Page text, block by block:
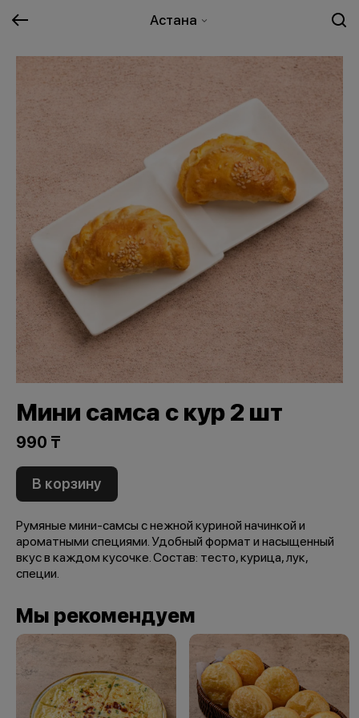
Астана
Мини самса с кур 2 шт
990 ₸
В корзину
Румяные мини-самсы с нежной куриной начинкой и
ароматными специями. Удобный формат и насыщенный
вкус в каждом кусочке. Состав: тесто, курица, лук,
специи.
Мы рекомендуем